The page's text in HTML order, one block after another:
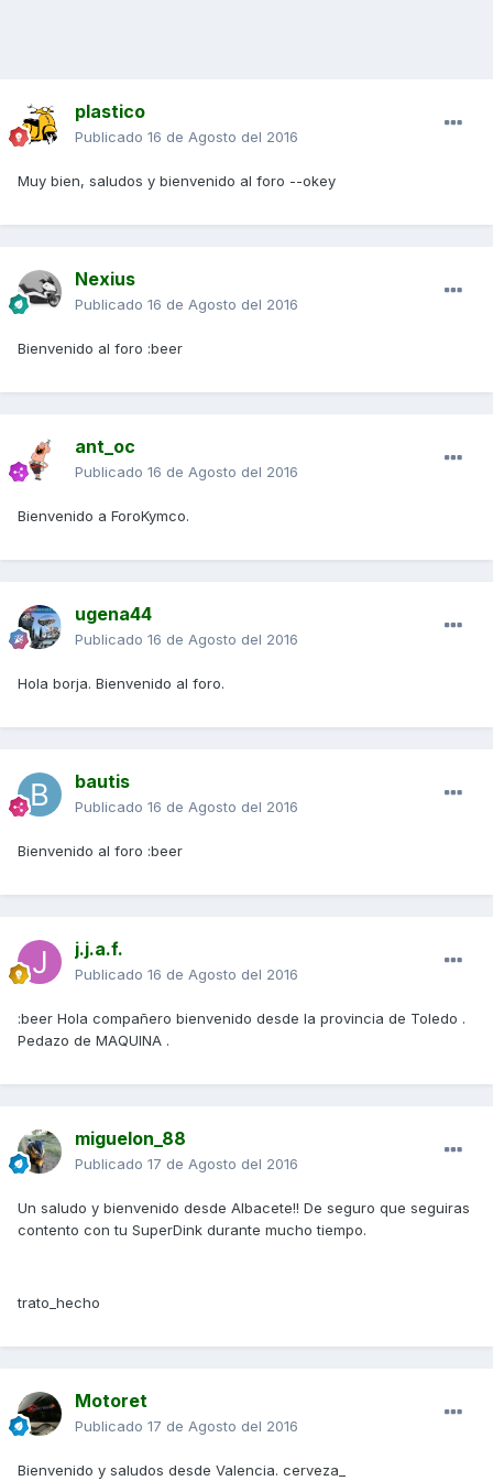
plastico
Publicado 16 de Agosto del 2016
Muy bien, saludos y bienvenido al foro --okey
Nexius
Publicado 16 de Agosto del 2016
Bienvenido al foro :beer
ant_oc
Publicado 16 de Agosto del 2016
Bienvenido a ForoKymco.
ugena44
Publicado 16 de Agosto del 2016
Hola borja. Bienvenido al foro.
bautis
Publicado 16 de Agosto del 2016
Bienvenido al foro :beer
j.j.a.f.
Publicado 16 de Agosto del 2016
:beer Hola compañero bienvenido desde la provincia de Toledo .
Pedazo de MAQUINA .
miguelon_88
Publicado 17 de Agosto del 2016
Un saludo y bienvenido desde Albacete!! De seguro que seguiras
contento con tu SuperDink durante mucho tiempo.
trato_hecho
Motoret
Publicado 17 de Agosto del 2016
Bienvenido y saludos desde Valencia. cerveza_